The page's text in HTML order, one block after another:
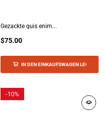
Gezackte quis enim...
$75.00
IN DEN EINKAUFSWAGEN LEGEN
-10%